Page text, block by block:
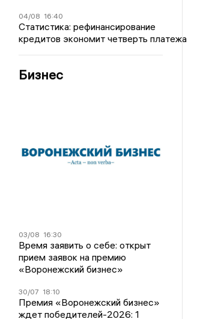
04/08 16:40
Статистика: рефинансирование
кредитов экономит четверть платежа
Бизнес
03/08 16:30
Время заявить о себе: открыт
прием заявок на премию
«Воронежский бизнес»
30/07 18:10
Премия «Воронежский бизнес»
ждет победителей-2026: 1